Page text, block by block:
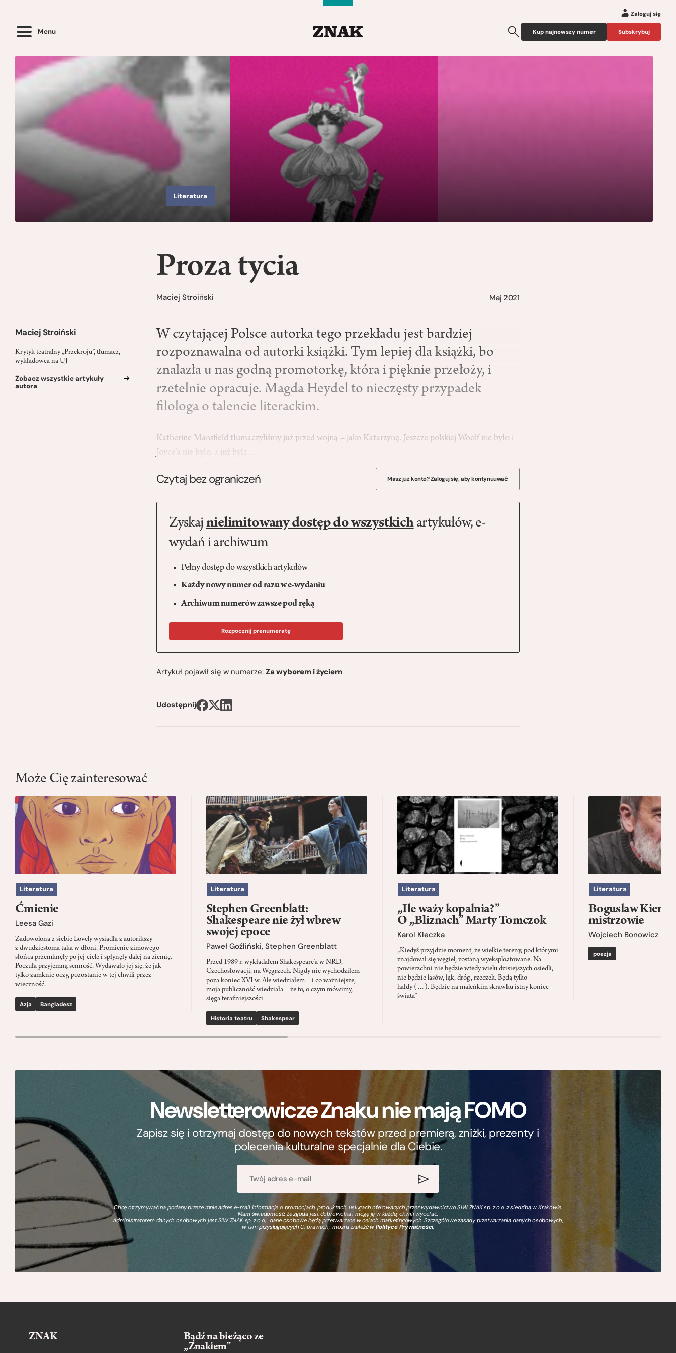
Menu
Zaloguj się
Kup najnowszy numer Subskrybuj
Literatura
Maciej Stroiński
Krytyk teatralny „Przekroju”, tłumacz,
wykładowca na UJ
Zobacz wszystkie artykuły
autora
Proza tycia
Maciej Stroiński Maj 2021
W czytającej Polsce autorka tego przekładu jest bardziej
rozpoznawalna od autorki książki. Tym lepiej dla książki, bo
znalazła u nas godną promotorkę, która i pięknie przełoży, i
rzetelnie opracuje. Magda Heydel to nieczęsty przypadek
filologa o talencie literackim.
Katherine Mansfield tłumaczyliśmy już przed wojną – jako Katarzynę. Jeszcze polskiej Woolf nie było i
Joyce’a nie było, a już była…
Czytaj bez ograniczeń Masz już konto? Zaloguj się, aby kontynuuwać
Zyskaj nielimitowany dostęp do wszystkichartykułów, e-
wydań i archiwum
Pełny dostęp do wszystkich artykułów
Każdy nowy numer od razu w e-wydaniu
Archiwum numerów zawsze pod ręką
Rozpocznij prenumeratę
Artykuł pojawił się w numerze:Za wyborem i życiem
Udostępnij
Może Cię zainteresować
Literatura
Ćmienie
Leesa Gazi
Zadowolona z siebie Lovely wysiadła z autorikszy
z dwudziestoma taka w dłoni. Promienie zimowego
słońca przemknęły po jej ciele i spłynęły dalej na ziemię.
Poczuła przyjemną senność. Wydawało jej się, że jak
tylko zamknie oczy, pozostanie w tej chwili przez
wieczność.
Azja Bangladesz
Literatura
Stephen Greenblatt:
Shakespeare nie żył wbrew
swojej epoce
Paweł Goźliński, Stephen Greenblatt
Przed 1989 r. wykładałem Shakespeare’a w NRD,
Czechosłowacji, na Węgrzech. Nigdy nie wychodziłem
poza koniec XVI w. Ale wiedziałem – i co ważniejsze,
moja publiczność wiedziała – że to, o czym mówimy,
sięga teraźniejszości
Historia teatru Shakespear
Literatura
„Ile waży kopalnia?”
O „Bliznach” Marty Tomczok
Karol Kleczka
„Kiedyś przyjdzie moment, że wielkie tereny, pod którymi
znajdował się węgiel, zostaną wyeksploatowane. Na
powierzchni nie będzie wtedy wielu dzisiejszych osiedli,
nie będzie lasów, łąk, dróg, rzeczek. Będą tylko
hałdy (…). Będzie na maleńkim skrawku istny koniec
świata”
Literatura
Bogusław Kierc
mistrzowie
Wojciech Bonowicz
poezja
Newsletterowicze Znaku nie mają FOMO
Zapisz się i otrzymaj dostęp do nowych tekstów przed premierą, zniżki, prezenty i
polecenia kulturalne specjalnie dla Ciebie.
Chcę otrzymywać na podany przeze mnie adres e-mail informacje o promocjach, produktach, usługach oferowanych przez wydawnictwo SIW ZNAK sp. z o.o. z siedzibą w Krakowie.
Mam świadomość, że zgoda jest dobrowolna i mogę ją w każdej chwili wycofać.
Administratorem danych osobowych jest SIW ZNAK sp. z o.o., dane osobowe będą przetwarzane w celach marketingowych. Szczegółowe zasady przetwarzania danych osobowych,
w tym przysługujących Ci prawach, można znaleźć wPolityce Prywatności.
ZNAK
Bądź na bieżąco ze
„Znakiem”